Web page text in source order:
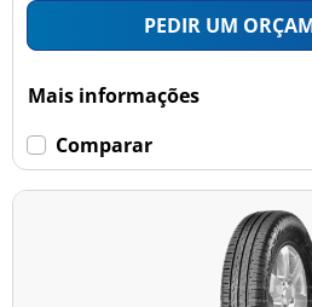
PEDIR UM
Mais informações
Comparar